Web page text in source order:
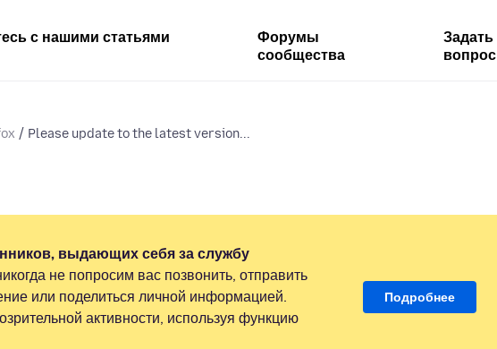
с нашими статьями
Форумы
сообщества
Задать
вопрос
Please update to the latest version...
выдающих себя за службу
не попросим вас позвонить, отправить
или поделиться личной информацией.
активности, используя функцию
Подробнее